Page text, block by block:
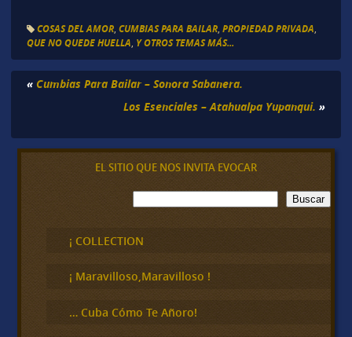
COSAS DEL AMOR, CUMBIAS PARA BAILAR, PROPIEDAD PRIVADA
QUE NO QUEDE HUELLA Y OTROS TEMAS MÁS...
« Cumbias Para Bailar – Sonora Sabanera.
Los Esenciales – Atahualpa Yupanqui. »
EL SITIO QUE NOS INVITA EVOCAR
B
u
c
a
Buscar
¡ COLLECTION
¡ Maravilloso,Maravilloso !
… Cuba Cómo Te Añoro!